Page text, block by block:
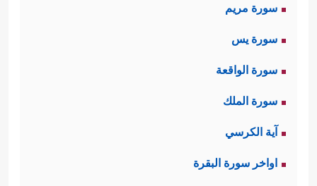
سورة مريم
سورة يس
سورة الواقعة
سورة الملك
آية الكرسي
اواخر سورة البقرة